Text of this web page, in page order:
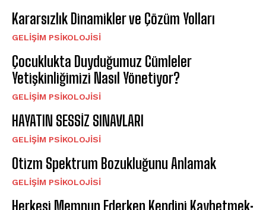
Kararsızlık Dinamikler ve Çözüm Yolları
GELIŞIM PSIKOLOJISI
Çocuklukta Duyduğumuz Cümleler
Yetişkinliğimizi Nasıl Yönetiyor?
GELIŞIM PSIKOLOJISI
HAYATIN SESSİZ SINAVLARI
GELIŞIM PSIKOLOJISI
Otizm Spektrum Bozukluğunu Anlamak
GELIŞIM PSIKOLOJISI
Herkesi Memnun Ederken Kendini Kaybetmek: